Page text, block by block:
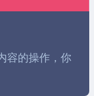
容的操作，你